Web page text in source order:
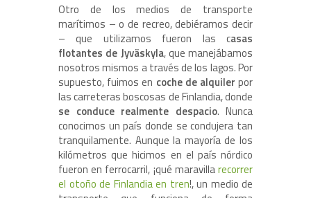
Otro de los medios de transporte
marítimos – o de recreo, debiéramos decir
– que utilizamos fueron las casas
flotantes de Jyväskyla, que manejábamos
nosotros mismos a través de los lagos. Por
supuesto, fuimos en coche de alquiler por
las carreteras boscosas de Finlandia, donde
se conduce realmente despacio. Nunca
conocimos un país donde se condujera tan
tranquilamente. Aunque la mayoría de los
kilómetros que hicimos en el país nórdico
fueron en ferrocarril, ¡qué maravillarecorrer
el otoño de Finlandia en tren!, un medio de